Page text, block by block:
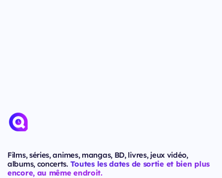
Films, séries, animes, mangas, BD, livres, jeux vidéo,
albums, concerts. Toutes les dates de sortie et bien plus
encore, au même endroit.